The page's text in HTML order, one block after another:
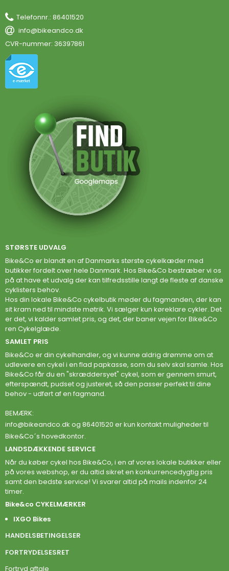
Telefonnr.: 86401520
info@bikeandco.dk
CVR-nummer: 36397861
STØRSTE UDVALG
Bike&Co er blandt en af Danmarks største cykelkæder med
butikker fordelt over hele Danmark. Hos Bike&Co bestræber vi os
på at have et udvalg der kan tilfredsstille langt de fleste af danske
cyklisters behov.
Hos din lokale Bike&Co cykelbutik møder du fagmanden, der kan
sit kram ned til mindste møtrik. Vi sælger kun køreklare cykler. Det
er det, vi kalder samlet pris, og det, der baner vejen for Bike&Co
ren Cykelglæde.
SAMLET PRIS
Bike&Co er din cykelhandler, og vi kunne aldrig drømme om at
udlevere en cykel i en flad papkasse, som du selv skal samle. Hos
Bike&Co får du en "skræddersyet" cykel, som er gennem smurt,
efterspændt, pudset og justeret, så den passer perfekt til dine
behov - udført af en fagmand.
BEMÆRK:
info@bikeandco.dk og 86401520 er kun kontakt muligheder til
Bike&Co´s hovedkontor.
LANDSDÆKKENDE SERVICE
Når du køber cykel hos Bike&Co, i en af vores lokale butikker eller
på vores webshop, er du altid sikret en konkurrencedygtig pris
samt den bedste service! Vi svarer altid på mails indenfor 24
timer.
Bike&co CYKELMÆRKER
IXGO Bikes
HANDELSBETINGELSER
FORTRYDELSESRET
Fortryd aftale